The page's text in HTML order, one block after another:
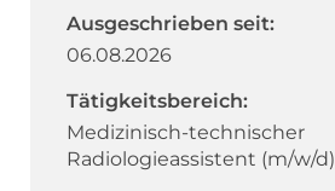
Ausgeschrieben seit:
06.08.2026
Tätigkeitsbereich:
Medizinisch-technischer
Radiologieassistent (m/w/d)